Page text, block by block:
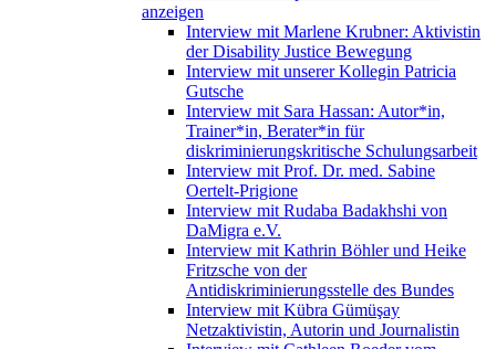
anzeigen
Interview mit Marlene Krubner: Aktivistin
der Disability Justice Bewegung
Interview mit unserer Kollegin Patricia
Gutsche
Interview mit Sara Hassan: Autor*in,
Trainer*in, Berater*in für
diskriminierungskritische Schulungsarbeit
Interview mit Prof. Dr. med. Sabine
Oertelt-Prigione
Interview mit Rudaba Badakhshi von
DaMigra e.V.
Interview mit Kathrin Böhler und Heike
Fritzsche von der
Antidiskriminierungsstelle des Bundes
Interview mit Kübra Gümüşay
Netzaktivistin, Autorin und Journalistin